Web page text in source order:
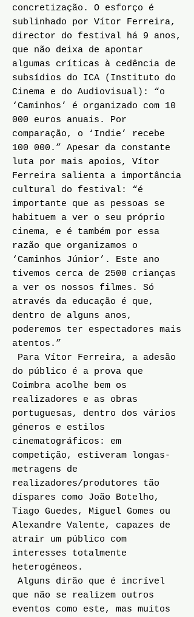
concretização. O esforço é
sublinhado por Vítor Ferreira,
director do festival há 9 anos,
que não deixa de apontar
algumas críticas à cedência de
subsídios do ICA (Instituto do
Cinema e do Audiovisual): “o
‘Caminhos’ é organizado com 10
000 euros anuais. Por
comparação, o ‘Indie’ recebe
100 000.” Apesar da constante
luta por mais apoios, Vítor
Ferreira salienta a importância
cultural do festival: “é
importante que as pessoas se
habituem a ver o seu próprio
cinema, e é também por essa
razão que organizamos o
‘Caminhos Júnior’. Este ano
tivemos cerca de 2500 crianças
a ver os nossos filmes. Só
através da educação é que,
dentro de alguns anos,
poderemos ter espectadores mais
atentos.”
Para Vítor Ferreira, a adesão
do público é a prova que
Coimbra acolhe bem os
realizadores e as obras
portuguesas, dentro dos vários
géneros e estilos
cinematográficos: em
competição, estiveram longas-
metragens de
realizadores/produtores tão
díspares como João Botelho,
Tiago Guedes, Miguel Gomes ou
Alexandre Valente, capazes de
atrair um público com
interesses totalmente
heterogéneos.
Alguns dirão que é incrível
que não se realizem outros
eventos como este, mas muitos